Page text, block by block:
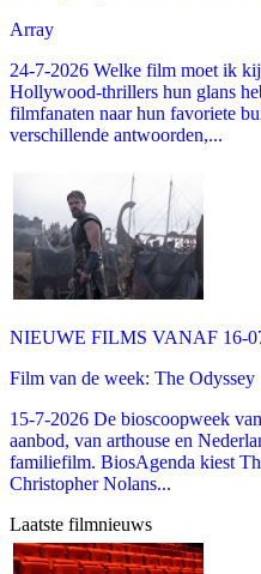
Array
24-7-2026 Welke film moet ik
Hollywood-thrillers hun glans
filmfanaten naar hun favoriete
verschillende antwoorden,...
NIEUWE FILMS VANAF 16-
Film van de week: The Odyssey
15-7-2026 De bioscoopweek
aanbod, van arthouse en
familiefilm. BiosAgenda kiest
Christopher Nolans...
Laatste filmnieuws